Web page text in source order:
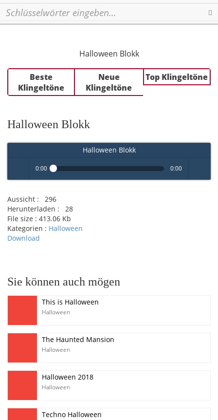
Halloween Blokk
Beste
Klingeltöne
Neue
Klingeltöne
Top Klingeltöne
Halloween Blokk
Halloween Blokk
Play /
0:00 0:00
Aussicht :
296
Herunterladen :
28
File size : 413.06 Kb
Kategorien : Halloween
Download
Sie können auch mögen
This is Halloween
Halloween
The Haunted Mansion
Halloween
Halloween 2018
Halloween
Techno Halloween